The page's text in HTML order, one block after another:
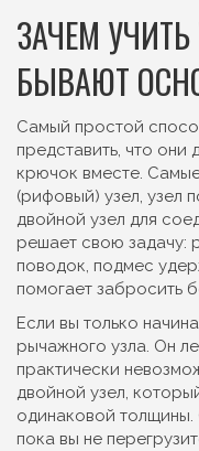
ЗАЧЕМ
БЫВАЮТ
Самый простой
представить, что они
крючок вместе.
(рифовый) узел, узел
двойной узел для
решает свою задачу:
поводок, подмес
помогает забросить
Если вы только
рычажного узла. Он
практически
двойной узел,
одинаковой толщины.
пока вы не